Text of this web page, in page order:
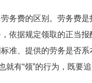
务费的区别。劳务费
依据规定领取的正当
准、提供的劳务是否
就有“领”的行为，既